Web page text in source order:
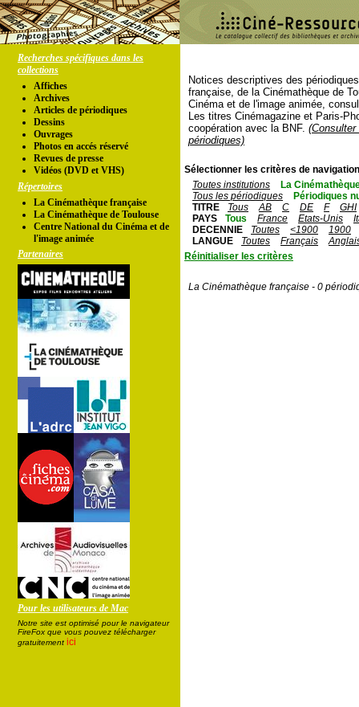
Recherches spécifiques dans les
collections
Affiches
Archives
Articles de périodiques
Dessins
Ouvrages
Photos en accés réservé
Revues de presse
Vidéos (DVD et VHS)
Répertoires
La Cinémathèque française
La Cinémathèque de Toulouse
Centre National du Cinéma et de
l'image animée
Partenaires
Pour les utilisateurs de Mac
Notre site est optimisé pour le navigateur
FireFox que vous pouvez télécharger
gratuitement ici
Notices descriptives des
française, de la Cinémathèque de
Cinéma et de l'image animée,
Les titres Cinémagazine et Paris-
coopération avec la BNF.
périodiques)
Sélectionner les critères de
Toutes institutions
La
Tous les périodiques
Périodiques
TITRE
Tous AB C DE F
GHI
PAYS
Tous France Etats-Unis
DECENNIE
Toutes <1900
1900
LANGUE
Toutes Français
Réinitialiser les critères
La Cinémathèque française - 0